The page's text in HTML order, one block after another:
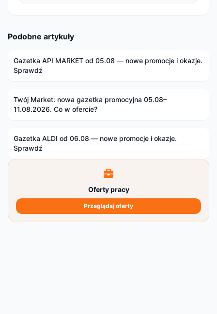
Podobne artykuły
Gazetka API MARKET od 05.08 — nowe promocje i okazje.
Sprawdź
Twój Market: nowa gazetka promocyjna 05.08–
11.08.2026. Co w ofercie?
Gazetka ALDI od 06.08 — nowe promocje i okazje.
Sprawdź
Oferty pracy
Przeglądaj oferty